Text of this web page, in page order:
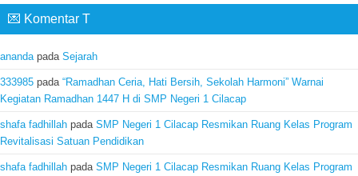
💌 Komentar T
ananda pada Sejarah
333985 pada “Ramadhan Ceria, Hati Bersih, Sekolah Harmoni” Warnai
Kegiatan Ramadhan 1447 H di SMP Negeri 1 Cilacap
shafa fadhillah pada SMP Negeri 1 Cilacap Resmikan Ruang Kelas Program
Revitalisasi Satuan Pendidikan
shafa fadhillah pada SMP Negeri 1 Cilacap Resmikan Ruang Kelas Program